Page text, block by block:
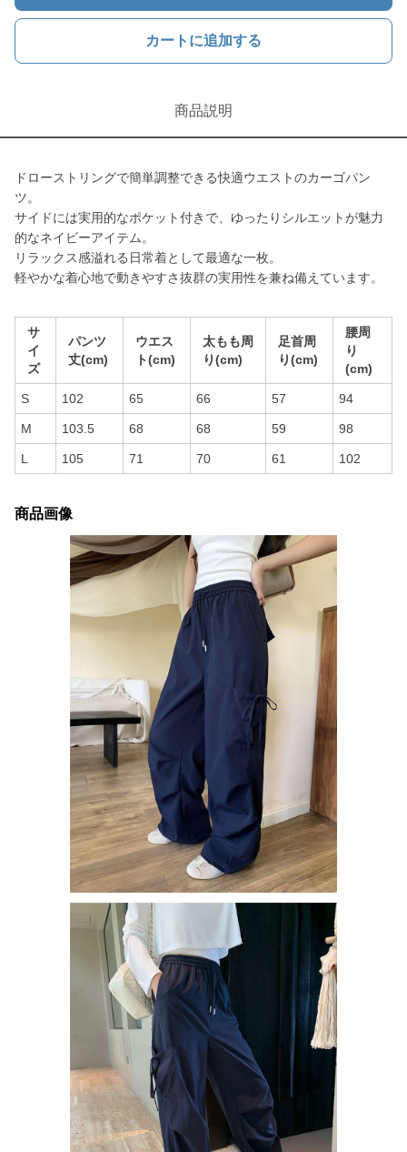
カートに追加する
商品説明
ドローストリングで簡単調整できる快適ウエストのカーゴパン
ツ。
サイドには実用的なポケット付きで、ゆったりシルエットが魅力
的なネイビーアイテム。
リラックス感溢れる日常着として最適な一枚。
軽やかな着心地で動きやすさ抜群の実用性を兼ね備えています。
サ
イ
ズ
パンツ
丈(cm)
ウエス
ト(cm)
太もも周
り(cm)
足首周
り(cm)
腰周
り
(cm)
S 102 65 66 57 94
M 103.5 68 68 59 98
L 105 71 70 61 102
商品画像